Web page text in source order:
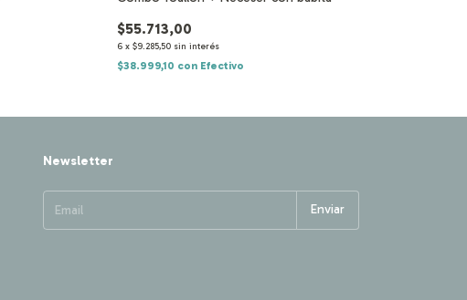
$55.713,00
6 x $9.285,50 sin interés
$38.999,10 con Efectivo
Newsletter